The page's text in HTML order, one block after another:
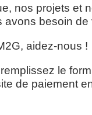
nos projets et
besoin de
aidez-nous !
le
de paiement